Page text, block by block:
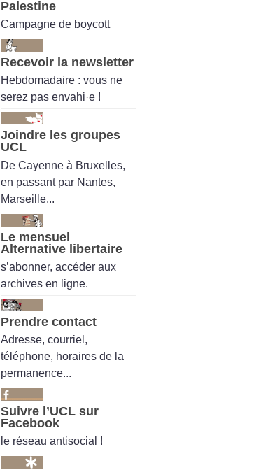
Palestine
Campagne de boycott
Recevoir la newsletter
Hebdomadaire : vous ne
serez pas envahi·e !
Joindre les groupes
UCL
De Cayenne à Bruxelles,
en passant par Nantes,
Marseille...
Le mensuel
Alternative libertaire
s’abonner, accéder aux
archives en ligne.
Prendre contact
Adresse, courriel,
téléphone, horaires de la
permanence...
Suivre l’UCL sur
Facebook
le réseau antisocial !